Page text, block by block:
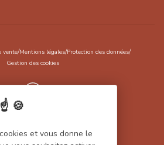
vente/Mentions légales/Protection des données/
Gestion des cookies
Réalisation Koredge
et vous donne le